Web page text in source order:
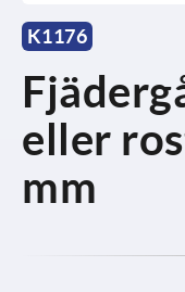
K1176
eller
mm